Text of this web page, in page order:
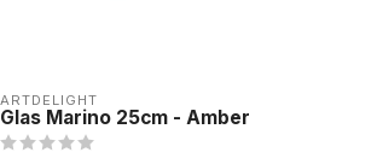
ARTDELIGHT
Glas Marino 25cm - Amber